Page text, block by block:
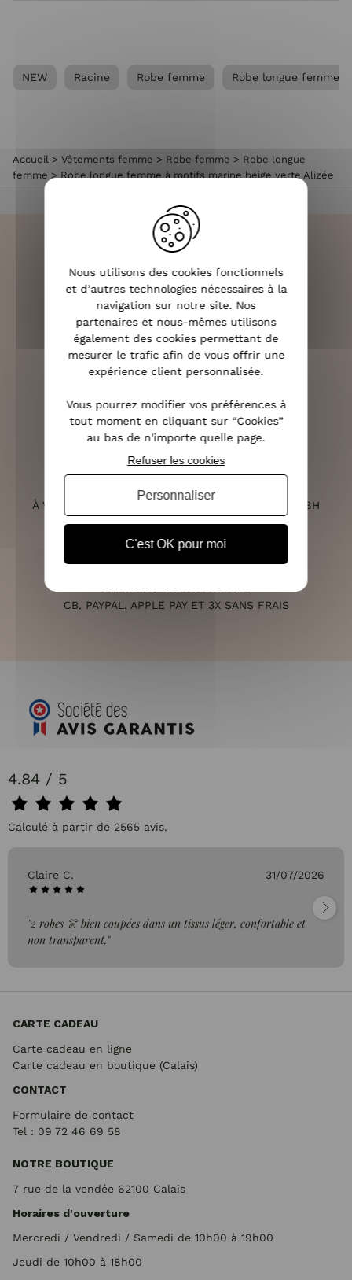
NEW Racine Robe femme Robe longue femme
Accueil > Vêtements femme > Robe femme > Robe longue
femme >Robe longue femme à motifs marine beige verte Alizée
LIVRAISON RAPIDE
OFFERTE DÈS 70€
(VOIR LES CONDITIONS)
SERVICE CLIENT
À VOTRE ÉCOUTE DU LUNDI AU SAMEDI DE 10H À 18H
CB, PAYPAL, APPLE PAY ET 3X SANS FRAIS
4.84 / 5
Calculé à partir de 2565 avis.
Claire C. 31/07/2026
"2 robes 👗 bien coupées dans un tissus léger, confortable et
non transparent."
CARTE CADEAU
Carte cadeau en ligne
Carte cadeau en boutique (Calais)
CONTACT
Formulaire de contact
Tel : 09 72 46 69 58
NOTRE BOUTIQUE
7 rue de la vendée 62100 Calais
Horaires d'ouverture
Mercredi / Vendredi / Samedi de 10h00 à 19h00
Jeudi de 10h00 à 18h00
Nous utilisons des cookies fonctionnels
et d’autres technologies nécessaires à la
navigation sur notre site. Nos
partenaires et nous-mêmes utilisons
également des cookies permettant de
mesurer le trafic afin de vous offrir une
expérience client personnalisée.
Vous pourrez modifier vos préférences à
tout moment en cliquant sur “Cookies”
au bas de n'importe quelle page.
C'est OK pour moi
Refuser les cookies
Personnaliser